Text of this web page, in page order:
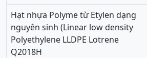
Hạt nhựa Polyme từ Etylen dạng
nguyên sinh (Linear low density
Polyethylene LLDPE Lotrene
Q2018H